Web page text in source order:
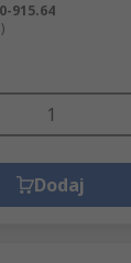
915.64
Dodaj